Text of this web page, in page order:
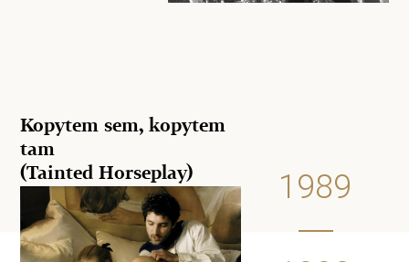
Kopytem sem, kopytem
tam
(Tainted Horseplay)
1989